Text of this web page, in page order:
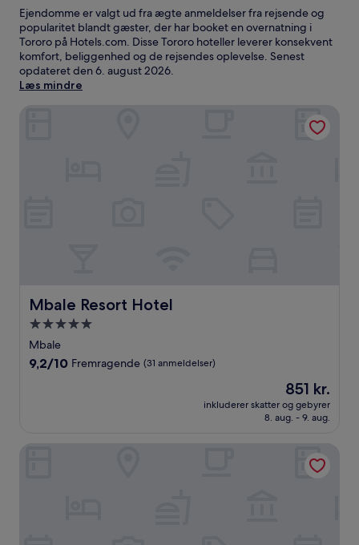
Ejendomme er valgt ud fra ægte anmeldelser fra rejsende og
popularitet blandt gæster, der har booket en overnatning i
Tororo på Hotels.com. Disse Tororo hoteller leverer konsekvent
komfort, beliggenhed og de rejsendes oplevelse. Senest
opdateret den6. august 2026.
Læs mindre
Mbale Resort Hotel
Mbale Resort Hotel
5.0-
stjernet
overnatningssted
Mbale
9.2
anmeldelser)
9,2/10 Fremragende (31 anmeldelser)
Prisen
er
851 kr.
851 kr.
inkluderer skatter og gebyrer
8. aug. - 9. aug.